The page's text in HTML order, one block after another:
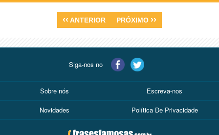
‹‹ ANTERIOR PRÓXIMO ››
Siga-nos no
Sobre nós Escreva-nos
Novidades Política De Privacidade